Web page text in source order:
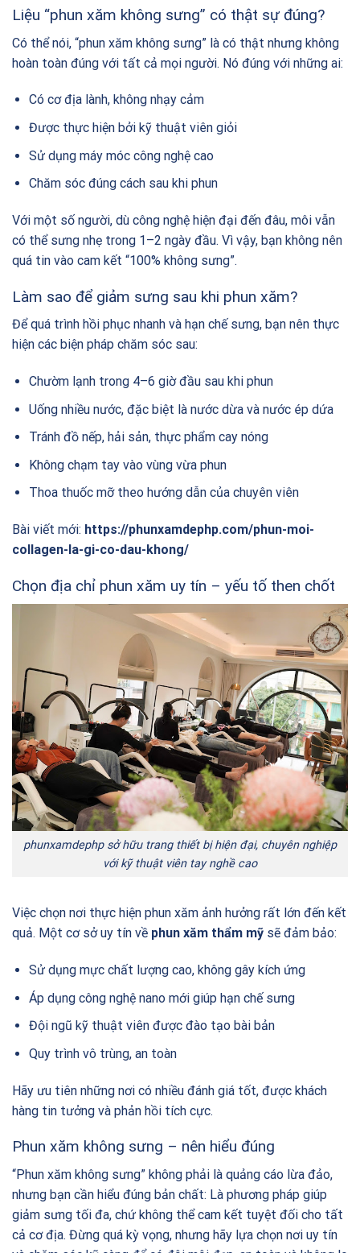
Liệu “phun xăm không sưng” có thật sự đúng?
Có thể nói, “phun xăm không sưng” là có thật nhưng không
hoàn toàn đúng với tất cả mọi người. Nó đúng với những ai:
Có cơ địa lành, không nhạy cảm
Được thực hiện bởi kỹ thuật viên giỏi
Sử dụng máy móc công nghệ cao
Chăm sóc đúng cách sau khi phun
Với một số người, dù công nghệ hiện đại đến đâu, môi vẫn
có thể sưng nhẹ trong 1–2 ngày đầu. Vì vậy, bạn không nên
quá tin vào cam kết “100% không sưng”.
Làm sao để giảm sưng sau khi phun xăm?
Để quá trình hồi phục nhanh và hạn chế sưng, bạn nên thực
hiện các biện pháp chăm sóc sau:
Chườm lạnh trong 4–6 giờ đầu sau khi phun
Uống nhiều nước, đặc biệt là nước dừa và nước ép dứa
Tránh đồ nếp, hải sản, thực phẩm cay nóng
Không chạm tay vào vùng vừa phun
Thoa thuốc mỡ theo hướng dẫn của chuyên viên
Bài viết mới: https://phunxamdephp.com/phun-moi-
collagen-la-gi-co-dau-khong/
Chọn địa chỉ phun xăm uy tín – yếu tố then chốt
phunxamdephp sở hữu trang thiết bị hiện đại, chuyên nghiệp
với kỹ thuật viên tay nghề cao
Việc chọn nơi thực hiện phun xăm ảnh hưởng rất lớn đến kết
quả. Một cơ sở uy tín về phun xăm thẩm mỹ sẽ đảm bảo:
Sử dụng mực chất lượng cao, không gây kích ứng
Áp dụng công nghệ nano mới giúp hạn chế sưng
Đội ngũ kỹ thuật viên được đào tạo bài bản
Quy trình vô trùng, an toàn
Hãy ưu tiên những nơi có nhiều đánh giá tốt, được khách
hàng tin tưởng và phản hồi tích cực.
Phun xăm không sưng – nên hiểu đúng
“Phun xăm không sưng” không phải là quảng cáo lừa đảo,
nhưng bạn cần hiểu đúng bản chất: Là phương pháp giúp
giảm sưng tối đa, chứ không thể cam kết tuyệt đối cho tất
cả cơ địa. Đừng quá kỳ vọng, nhưng hãy lựa chọn nơi uy tín